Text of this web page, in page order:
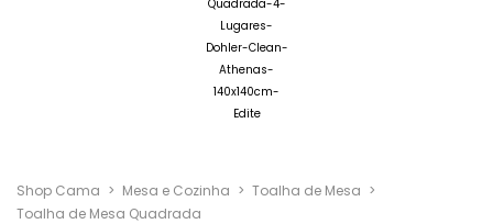
Shop Cama > Mesa e Cozinha > Toalha de Mesa >
Toalha de Mesa Quadrada